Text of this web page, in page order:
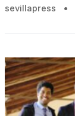
sevillapress •